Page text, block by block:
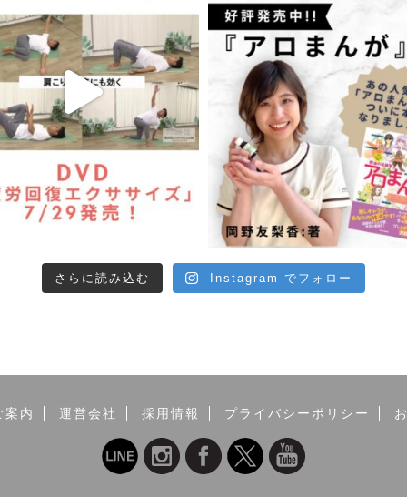
さらに読み込む Instagram でフォロー
案内 運営会社 採用情報 プライバシーポリシー